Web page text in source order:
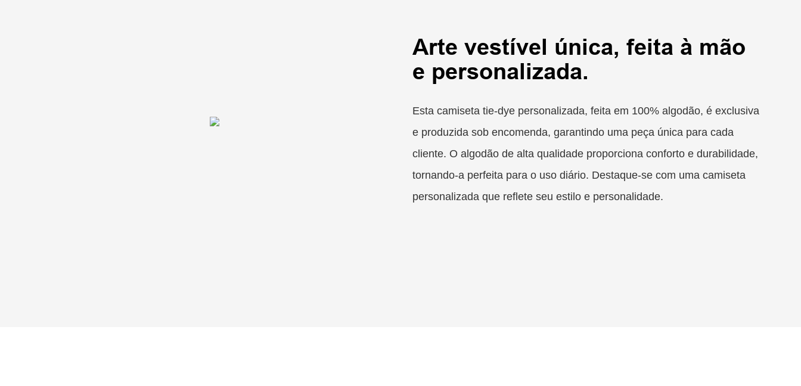
Arte vestível única, feita à mão
e personalizada.
Esta camiseta tie-dye personalizada, feita em 100% algodão, é exclusiva
e produzida sob encomenda, garantindo uma peça única para cada
cliente. O algodão de alta qualidade proporciona conforto e durabilidade,
tornando-a perfeita para o uso diário. Destaque-se com uma camiseta
personalizada que reflete seu estilo e personalidade.